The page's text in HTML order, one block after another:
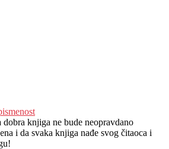
knjiga ne bude neopravdano
i da svaka knjiga nađe svog čitaoca i